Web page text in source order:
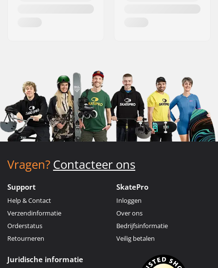
Vragen? Contacteer ons
Support
Help & Contact
Verzendinformatie
Orderstatus
Retourneren
SkatePro
Inloggen
Over ons
Bedrijfsinformatie
Veilig betalen
Juridische informatie